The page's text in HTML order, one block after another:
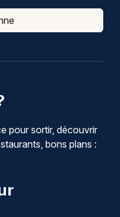
pour sortir, découvrir
bons plans :